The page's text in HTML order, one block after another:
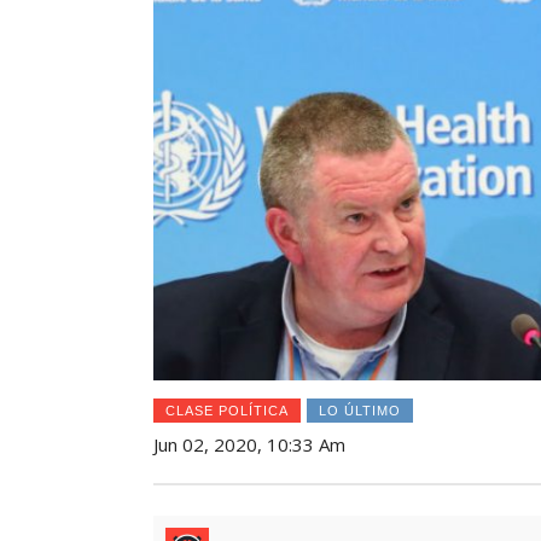
CLASE POLÍTICA LO ÚLTIMO
Jun 02, 2020, 10:33 Am